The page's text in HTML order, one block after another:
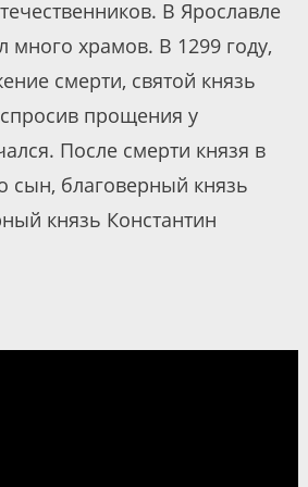
В Ярославле
много храмов. В 1299 году,
смерти, святой князь
прощения у
После смерти князя в
сын, благоверный князь
князь Константин